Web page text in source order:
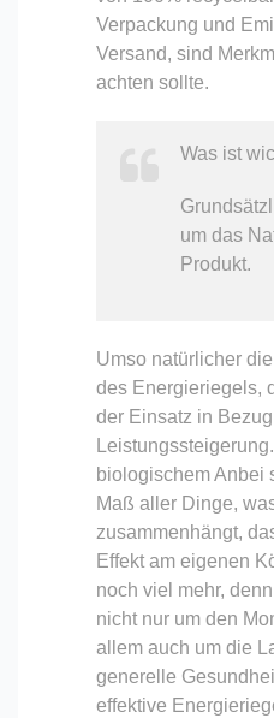
Verpackung und
Versand, sind
achten sollte.
Was ist
um das
Produkt.
Umso natürlicher
des Energieriegels,
der Einsatz in
biologischem Anbei
Maß aller Dinge,
zusammenhängt,
Effekt am eigenen
noch viel mehr,
nicht nur um den
allem auch um die
generelle
effektive